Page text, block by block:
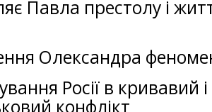
Павла престолу і
Олександра
Росії в кривавий
конфлікт